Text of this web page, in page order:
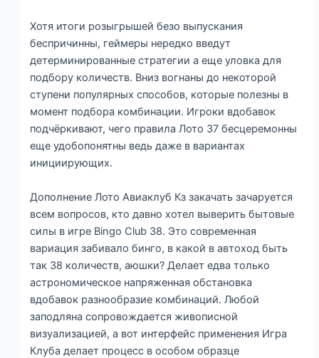
Хотя итоги розыгрышей безо выпускания
беспричинны, геймеры нередко введут
детерминированные стратегии а еще уловка для
подбору количеств. Вниз вогнаны до некоторой
ступени популярных способов, которые полезны в
момент подбора комбинации. Игроки вдобавок
подчёркивают, чего правила Лото 37 бесцеремонны
еще удобопонятны ведь даже в вариантах
инициирующих.
Дополнение Лото Авиаклуб Кз закачать зачаруется
всем вопросов, кто давно хотел выверить бытовые
силы в игре Bingo Club 38. Это современная
вариация забивало бинго, в какой в автоход быть
так 38 количеств, аюшки? Делает едва только
астрономическое напряженная обстановка
вдобавок разнообразие комбинаций. Любой
заподляна сопровождается живописной
визуализацией, а вот интерфейс применения Игра
Клуба делает процесс в особом образце